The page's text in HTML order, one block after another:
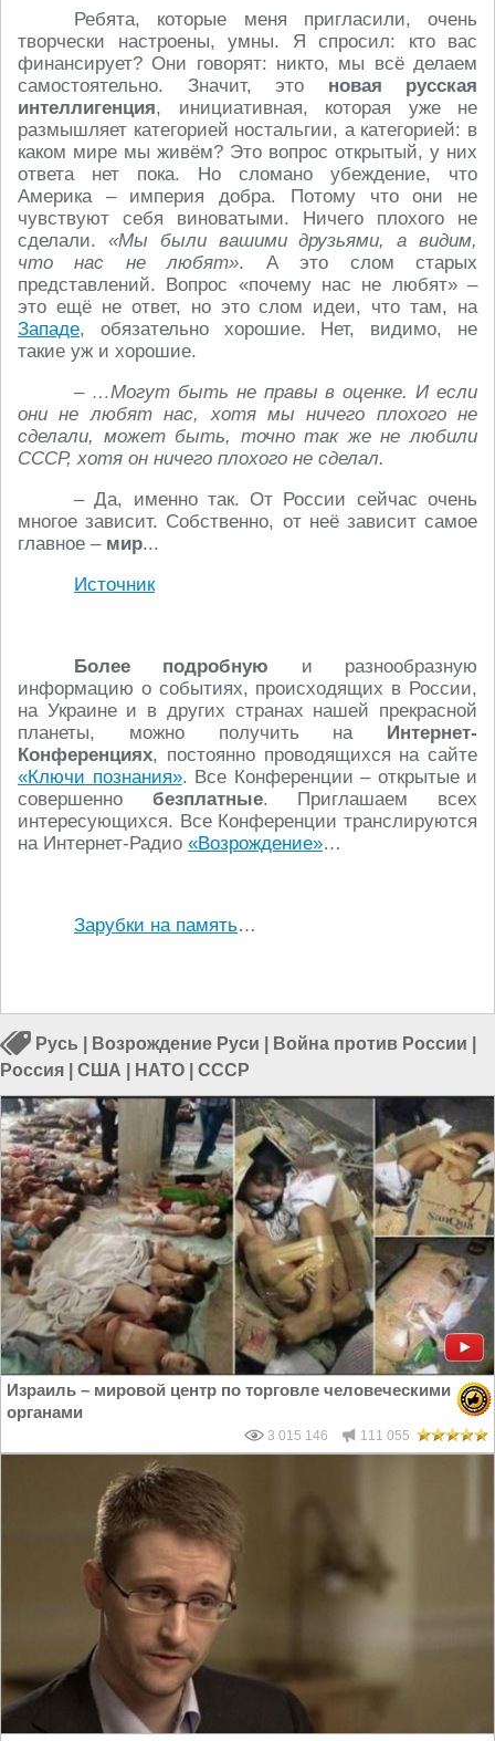
Ребята, которые меня пригласили, очень
творчески настроены, умны. Я спросил: кто вас
финансирует? Они говорят: никто, мы всё делаем
самостоятельно. Значит, это новая русская
интеллигенция, инициативная, которая уже не
размышляет категорией ностальгии, а категорией: в
каком мире мы живём? Это вопрос открытый, у них
ответа нет пока. Но сломано убеждение, что
Америка – империя добра. Потому что они не
чувствуют себя виноватыми. Ничего плохого не
сделали. «Мы были вашими друзьями, а видим,
что нас не любят». А это слом старых
представлений. Вопрос «почему нас не любят» –
это ещё не ответ, но это слом идеи, что там, на
Западе, обязательно хорошие. Нет, видимо, не
такие уж и хорошие.
– …Могут быть не правы в оценке. И если
они не любят нас, хотя мы ничего плохого не
сделали, может быть, точно так же не любили
СССР, хотя он ничего плохого не сделал.
– Да, именно так. От России сейчас очень
многое зависит. Собственно, от неё зависит самое
главное – мир...
Источник
Более подробную и разнообразную
информацию о событиях, происходящих в России,
на Украине и в других странах нашей прекрасной
планеты, можно получить на Интернет-
Конференциях, постоянно проводящихся на сайте
«Ключи познания». Все Конференции – открытые и
совершенно безплатные. Приглашаем всех
интересующихся. Все Конференции транслируются
на Интернет-Радио «Возрождение»…
Зарубки на память…
Русь Возрождение Руси Война против России
Россия
США НАТО СССР
Израиль – мировой центр по торговле человеческими
органами
3 015 146 111 055